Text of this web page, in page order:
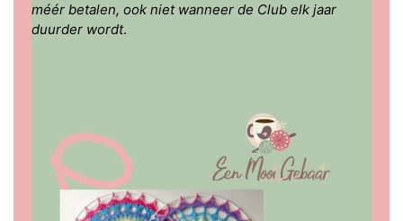
méér betalen, ook niet wanneer de Club elk jaar
duurder wordt.